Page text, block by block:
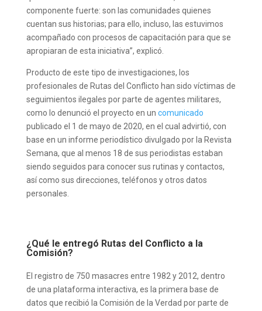
componente fuerte: son las comunidades quienes
cuentan sus historias; para ello, incluso, las estuvimos
acompañado con procesos de capacitación para que se
apropiaran de esta iniciativa”, explicó.
Producto de este tipo de investigaciones, los
profesionales de Rutas del Conflicto han sido víctimas de
seguimientos ilegales por parte de agentes militares,
como lo denunció el proyecto en un comunicado
publicado el 1 de mayo de 2020, en el cual advirtió, con
base en un informe periodístico divulgado por la Revista
Semana, que al menos 18 de sus periodistas estaban
siendo seguidos para conocer sus rutinas y contactos,
así como sus direcciones, teléfonos y otros datos
personales.
¿Qué le entregó Rutas del Conflicto a la
Comisión?
El registro de 750 masacres entre 1982 y 2012, dentro
de una plataforma interactiva, es la primera base de
datos que recibió la Comisión de la Verdad por parte de